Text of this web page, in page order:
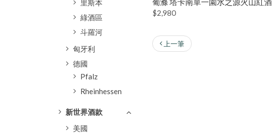
里斯本
綠酒區
斗羅河
匈牙利
德國
Pfalz
Rheinhessen
新世界酒款
美國
$2,980
上一筆